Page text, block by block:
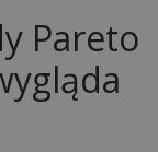
Pareto